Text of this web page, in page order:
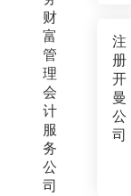
财
富
管
理
会
计
服
务
公
司
注
册
开
曼
公
司